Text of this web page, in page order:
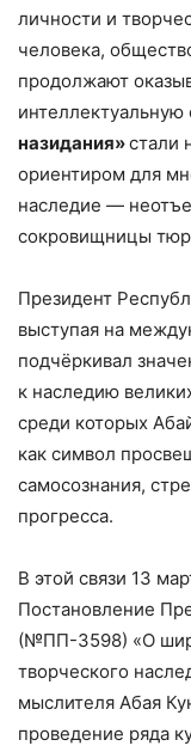
личности и
человека,
продолжают
интеллектуальную
назидания»стали
ориентиром для
наследие —
сокровищницы
Президент
выступая на
подчёркивал
к наследию
среди которых
как символ
самосознания,
прогресса.
В этой связи 13
Постановление
(№ПП-3598) «О
творческого
мыслителя Абая
проведение ряда